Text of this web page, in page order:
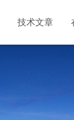
技术文章